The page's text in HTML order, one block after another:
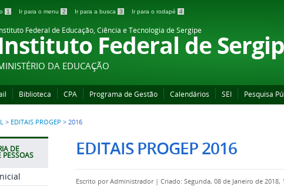
1 Ir para o menu 2 Ir para a busca 3 Ir para o rodapé 4
Federal de Educação, Ciência e Tecnologia de Sergipe
Federal de
DA EDUCAÇÃO
Biblioteca CPA Programa de Gestão Calendários SEI Pesquisa
> EDITAIS PROGEP > 2016
DE
PESSOAS EDITAIS PROGEP 2016
Escrito porAdministrador | Criado: Segunda, 08 de Janeiro de 2018,